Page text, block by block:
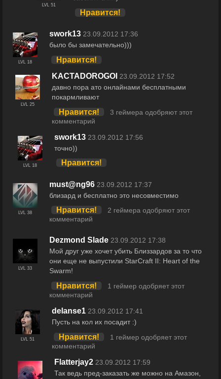
LVL 51
Нравится!
LVL 18
swork13 23.09.2012 17:36
было бы замечательно)))
Нравится!
LVL 25
KACTADOROGOI 23.09.2012 17:52
давно пора ато онлайнами бесплатными
покармливают
Нравится!
3 геймера одобряют этот
комментарий
LVL 18
swork13 23.09.2012 17:56
точно))
Нравится!
LVL 38
must@ng96 23.09.2012 17:37
близард и бесплатно это несовместимо
Нравится!
2 геймера одобряют этот
комментарий
LVL 33
Dezmond Slade 23.09.2012 17:38
Мой друг уже хочет убить Близзардов за то что
они еще не выпустили StarCraft II: Heart of the
Swarm!
Нравится!
1 геймер одобряет этот
комментарий
LVL 51
delanse1 23.09.2012 17:41
Пусть на кол их посадит :)
Нравится!
1 геймер одобряет этот
комментарий
Flatterjay2 23.09.2012 17:59
Так ведь пред-заказать же можно на Амазон,